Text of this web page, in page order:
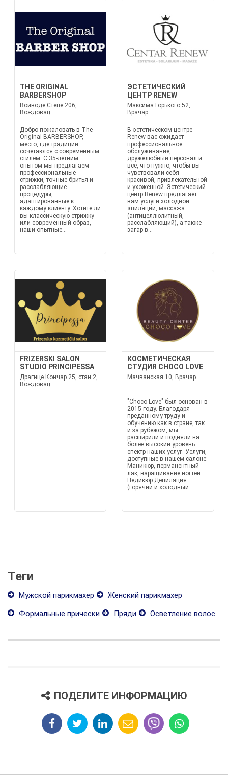
THE ORIGINAL
BARBERSHOP
Войводе Степе 206,
Вождовац
Добро пожаловать в The
Original BARBERSHOP,
место, где традиции
сочетаются с современным
стилем. С 35-летним
опытом мы предлагаем
профессиональные
стрижки, точные бритья и
расслабляющие
процедуры,
адаптированные к
каждому клиенту. Хотите ли
вы классическую стрижку
или современный образ,
наши опытные...
ЭСТЕТИЧЕСКИЙ
ЦЕНТР RENEW
Максима Горького 52,
Врачар
В эстетическом центре
Renew вас ожидает
профессиональное
обслуживание,
дружелюбный персонал и
все, что нужно, чтобы вы
чувствовали себя
красивой, привлекательной
и ухоженной. Эстетический
центр Renew предлагает
вам услуги холодной
эпиляции, массажа
(антицеллюлитный,
расслабляющий), а также
загар в...
FRIZERSKI SALON
STUDIO PRINCIPESSA
Драгице Кончар 25, стан 2,
Вождовац
КОСМЕТИЧЕСКАЯ
СТУДИЯ CHOCO LOVE
Мачванская 10, Врачар
"Choco Love" был основан в
2015 году. Благодаря
преданному труду и
обучению как в стране, так
и за рубежом, мы
расширили и подняли на
более высокий уровень
спектр наших услуг. Услуги,
доступные в нашем салоне:
Маникюр, перманентный
лак, наращивание ногтей
Педикюр Депиляция
(горячий и холодный...
Теги
Мужской парикмахер
Женский парикмахер
Формальные прически
Пряди Осветление волос
ПОДЕЛИТЕ ИНФОРМАЦИЮ